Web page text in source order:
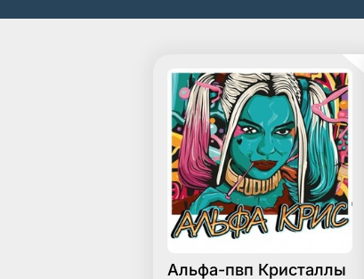
Альфа-пвп Кристаллы